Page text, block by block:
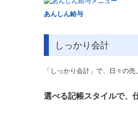
あんしん給与
しっかり会計
「しっかり会計」で、日々の
選べる記帳スタイルで、